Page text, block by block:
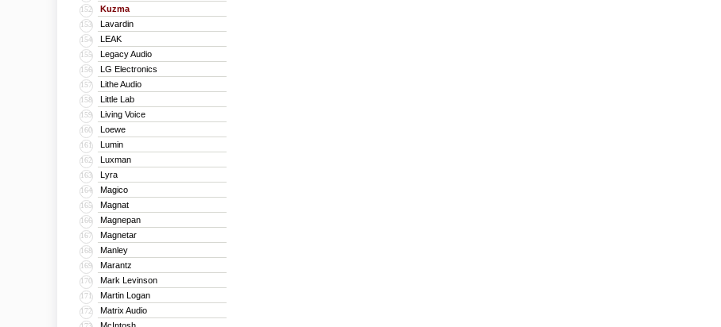
152 Kuzma
153 Lavardin
154 LEAK
155 Legacy Audio
156 LG Electronics
157 Lithe Audio
158 Little Lab
159 Living Voice
160 Loewe
161 Lumin
162 Luxman
163 Lyra
164 Magico
165 Magnat
166 Magnepan
167 Magnetar
168 Manley
169 Marantz
170 Mark Levinson
171 Martin Logan
172 Matrix Audio